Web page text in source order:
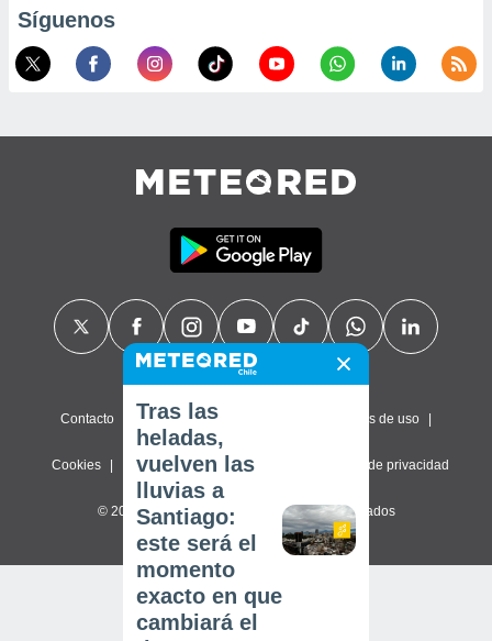
Síguenos
Contacto Sobre nosotros Términos de uso
Cookies Política de privacidad Configuración de privacidad
© 2026 Meteored. Todos los derechos reservados
Tras las
heladas,
vuelven las
lluvias a
Santiago:
este será el
momento
exacto en que
cambiará el